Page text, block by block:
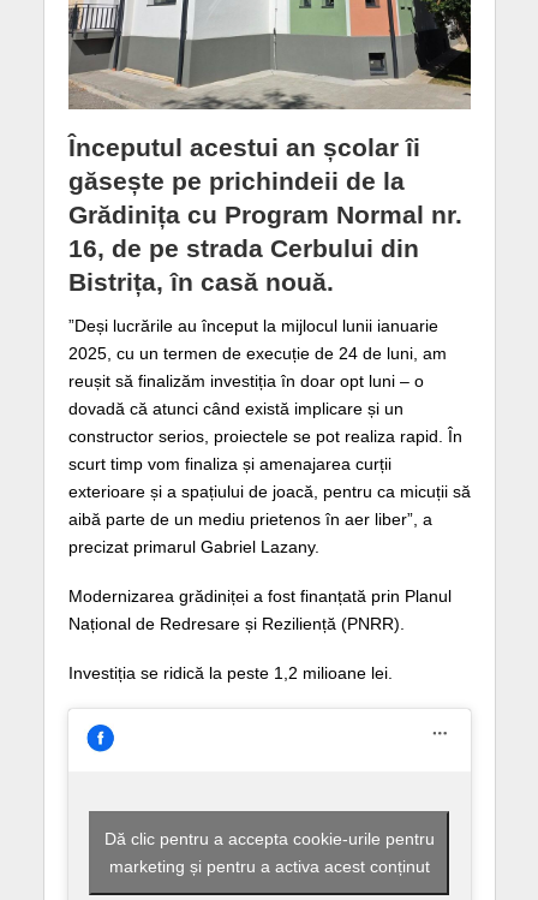
Începutul acestui an școlar îi
găsește pe prichindeii de la
Grădinița cu Program Normal nr.
16, de pe strada Cerbului din
Bistrița, în casă nouă.
”Deși lucrările au început la mijlocul lunii ianuarie
2025, cu un termen de execuție de 24 de luni, am
reușit să finalizăm investiția în doar opt luni – o
dovadă că atunci când există implicare și un
constructor serios, proiectele se pot realiza rapid. În
scurt timp vom finaliza și amenajarea curții
exterioare și a spațiului de joacă, pentru ca micuții să
aibă parte de un mediu prietenos în aer liber”, a
precizat primarul Gabriel Lazany.
Modernizarea grădiniței a fost finanțată prin Planul
Național de Redresare și Reziliență (PNRR).
Investiția se ridică la peste 1,2 milioane lei.
Dă clic pentru a accepta cookie-urile pentru
marketing și pentru a activa acest conținut